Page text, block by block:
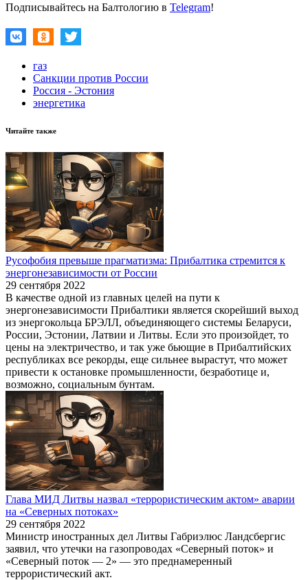
Подписывайтесь на Балтологию в Telegram!
газ
Санкции против России
Россия - Эстония
энергетика
Читайте также
Русофобия превыше прагматизма: Прибалтика стремится к
энергонезависимости от России
29 сентября 2022
В качестве одной из главных целей на пути к
энергонезависимости Прибалтики является скорейший выход
из энергокольца БРЭЛЛ, объединяющего системы Беларуси,
России, Эстонии, Латвии и Литвы. Если это произойдет, то
цены на электричество, и так уже бьющие в Прибалтийских
республиках все рекорды, еще сильнее вырастут, что может
привести к остановке промышленности, безработице и,
возможно, социальным бунтам.
Глава МИД Литвы назвал «террористическим актом» аварии
на «Северных потоках»
29 сентября 2022
Министр иностранных дел Литвы Габриэлюс Ландсбергис
заявил, что утечки на газопроводах «Северный поток» и
«Северный поток — 2» — это преднамеренный
террористический акт.